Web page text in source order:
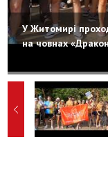
У Житомирі
на човнах